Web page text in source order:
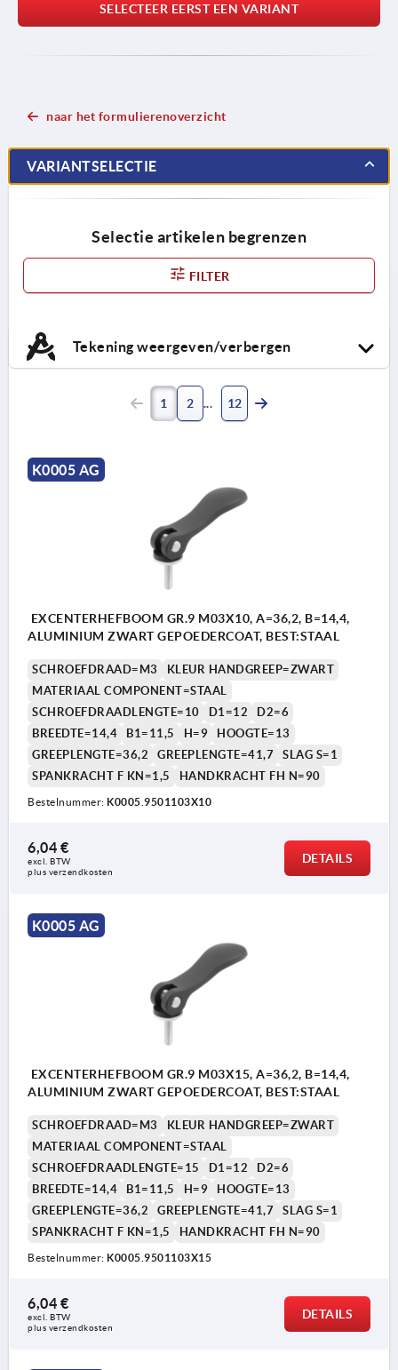
SELECTEER EERST EEN VARIANT
naar het formulierenoverzicht
VARIANTSELECTIE
Selectie artikelen begrenzen
FILTER
Tekening weergeven/verbergen
1 2 12
K0005 AG
EXCENTERHEFBOOM GR.9 M03X10, A=36,2, B=14,4,
ALUMINIUM ZWART GEPOEDERCOAT, BEST:STAAL
SCHROEFDRAAD=M3
KLEUR HANDGREEP=ZWART
MATERIAAL COMPONENT=STAAL
SCHROEFDRAADLENGTE=10
D1=12
D2=6
BREEDTE=14,4
B1=11,5 H=9
HOOGTE=13
GREEPLENGTE=36,2
GREEPLENGTE=41,7
SLAG S=1
SPANKRACHT F KN=1,5
HANDKRACHT FH N=90
Bestelnummer: K0005.9501103X10
6,04 €
excl. BTW
plus verzendkosten
DETAILS
K0005 AG
EXCENTERHEFBOOM GR.9 M03X15, A=36,2, B=14,4,
ALUMINIUM ZWART GEPOEDERCOAT, BEST:STAAL
SCHROEFDRAAD=M3
KLEUR HANDGREEP=ZWART
MATERIAAL COMPONENT=STAAL
SCHROEFDRAADLENGTE=15
D1=12
D2=6
BREEDTE=14,4
B1=11,5 H=9
HOOGTE=13
GREEPLENGTE=36,2
GREEPLENGTE=41,7
SLAG S=1
SPANKRACHT F KN=1,5
HANDKRACHT FH N=90
Bestelnummer: K0005.9501103X15
6,04 €
excl. BTW
plus verzendkosten
DETAILS